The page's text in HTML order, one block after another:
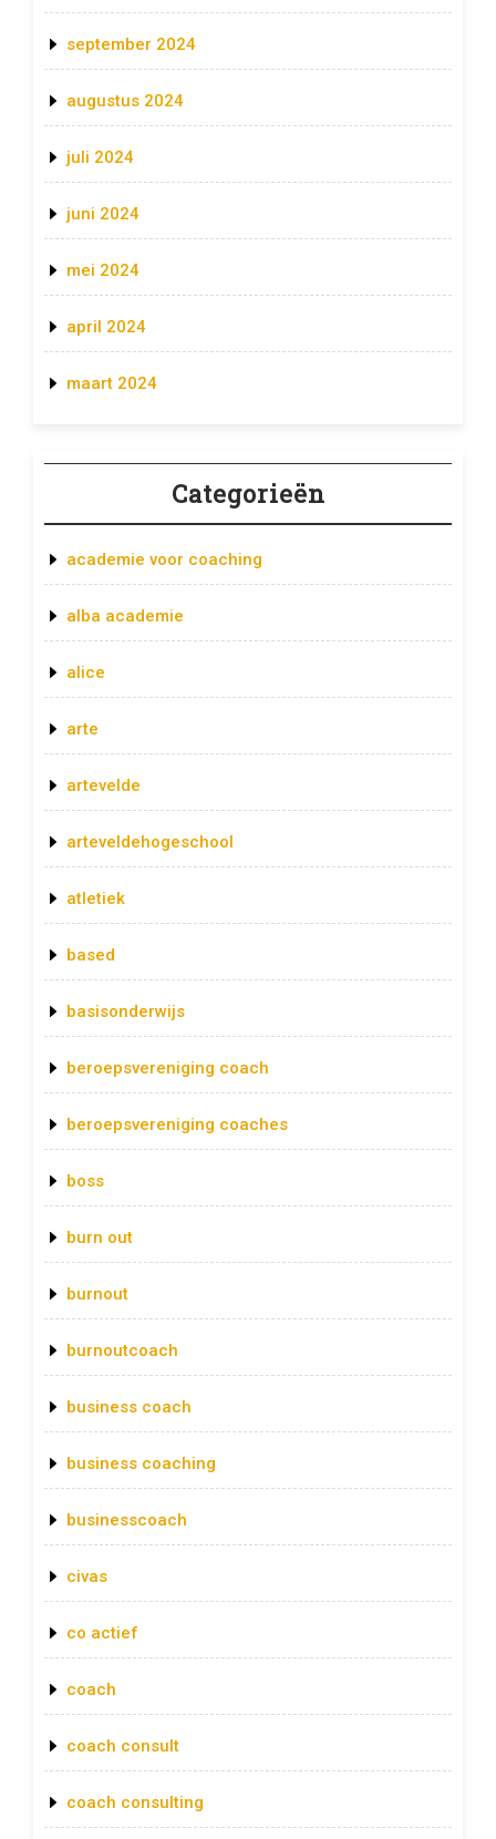
september 2024
augustus 2024
juli 2024
juni 2024
mei 2024
april 2024
maart 2024
Categorieën
academie voor coaching
alba academie
alice
arte
artevelde
arteveldehogeschool
atletiek
based
basisonderwijs
beroepsvereniging coach
beroepsvereniging coaches
boss
burn out
burnout
burnoutcoach
business coach
business coaching
businesscoach
civas
co actief
coach
coach consult
coach consulting